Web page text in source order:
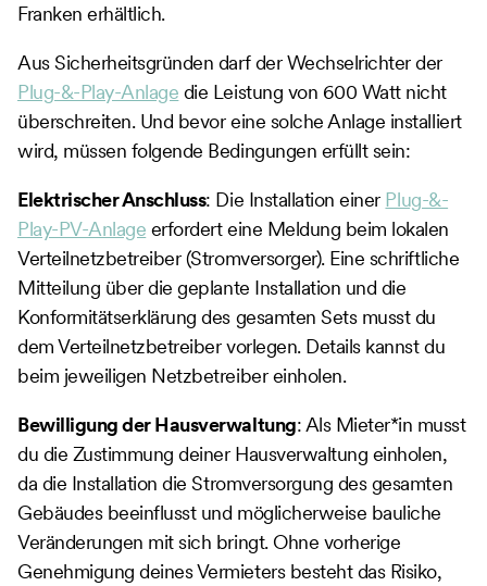
Franken erhältlich.
Aus Sicherheitsgründen darf der Wechselrichter der
Plug-&-Play-Anlage die Leistung von 600 Watt nicht
überschreiten. Und bevor eine solche Anlage installiert
wird, müssen folgende Bedingungen erfüllt sein:
Elektrischer Anschluss: Die Installation einer Plug-&-
Play-PV-Anlage erfordert eine Meldung beim lokalen
Verteilnetzbetreiber (Stromversorger). Eine schriftliche
Mitteilung über die geplante Installation und die
Konformitätserklärung des gesamten Sets musst du
dem Verteilnetzbetreiber vorlegen. Details kannst du
beim jeweiligen Netzbetreiber einholen.
Bewilligung der Hausverwaltung: Als Mieter*in musst
du die Zustimmung deiner Hausverwaltung einholen,
da die Installation die Stromversorgung des gesamten
Gebäudes beeinflusst und möglicherweise bauliche
Veränderungen mit sich bringt. Ohne vorherige
Genehmigung deines Vermieters besteht das Risiko,